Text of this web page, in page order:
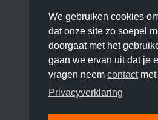
We gebruiken cookies
dat onze site zo soepel
doorgaat met het
gaan we ervan uit dat je
vragen neem contactmet
Privacyverklaring